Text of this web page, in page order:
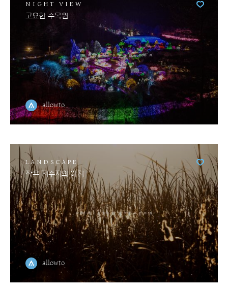
NIGHT VIEW
고요한 수목원
allowto
LANDSCAPE
작은 저수지의 아침
allowto